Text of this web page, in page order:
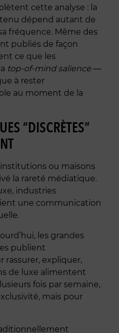
cette analyse : la
dépend autant de
fréquence. Même des
publiés de façon
ce que les
top-of-mind salience—
à rester
au moment de la
“DISCRÈTES”
ou maisons
la rareté médiatique.
industries
une communication
les grandes
publient
expliquer,
de luxe alimentent
fois par semaine,
mais pour